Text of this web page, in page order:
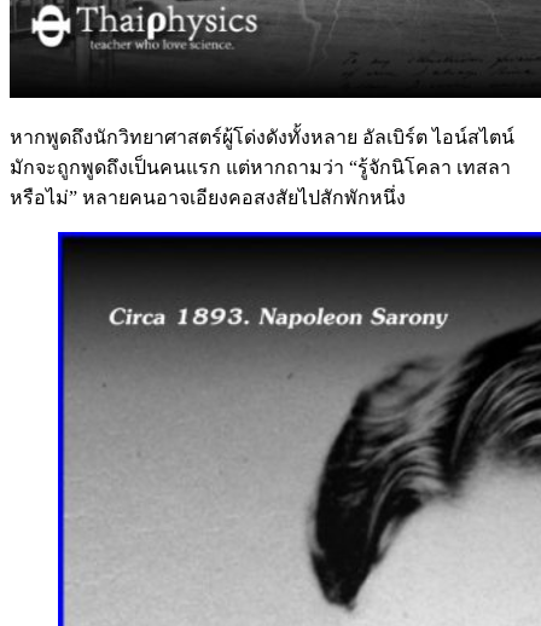
หากพูดถึงนักวิทยาศาสตร์ผู้โด่งดังทั้งหลาย อัลเบิร์ต ไอน์สไตน์
มักจะถูกพูดถึงเป็นคนแรก แต่หากถามว่า “รู้จักนิโคลา เทสลา
หรือไม่” หลายคนอาจเอียงคอสงสัยไปสักพักหนึ่ง